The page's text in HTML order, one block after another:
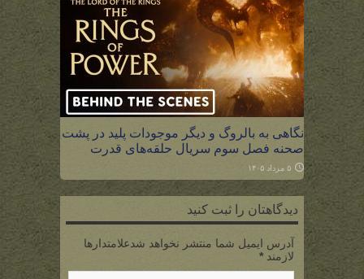
نگاهی به بالروگ و دیگر موجودات پلید در پشت
صحنه فصل سوم سریال حلقه‌های قدرت
۵ مرداد ۱۴۰۵
دیدگاهتان را ثبت کنید
آدرس ایمیل شما منتشر نخواهد شدعلامتدارها
لازمند *